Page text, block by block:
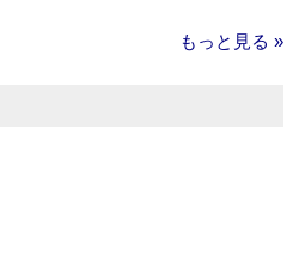
もっと見る »